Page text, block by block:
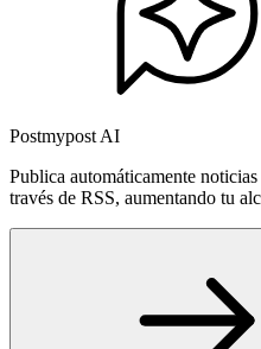
Postmypost AI
Publica automáticamente
través de RSS, aumentando tu